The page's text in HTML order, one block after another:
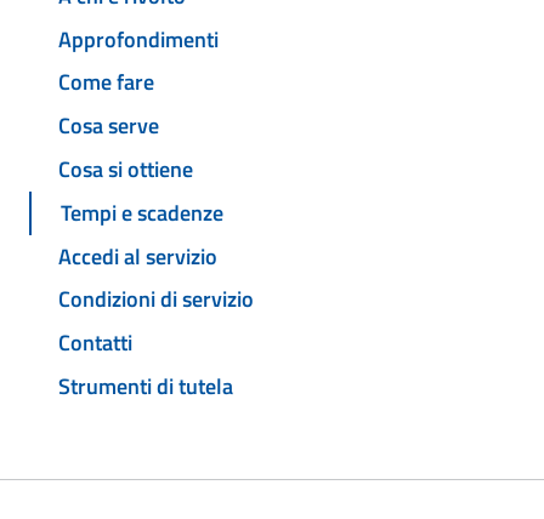
Approfondimenti
Come fare
Cosa serve
Cosa si ottiene
Tempi e scadenze
Accedi al servizio
Condizioni di servizio
Contatti
Strumenti di tutela